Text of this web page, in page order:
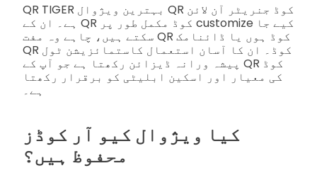
QR TIGER بہترین ویژوال QR کوڈ جنریٹر آن لائن
ہے۔ ان کے QR کوڈ مکمل طور پر customize کیے جا
سکتے ہیں، چاہے وہ مفت QR کوڈ ہوں یا ڈائنامک
QR کوڈ۔ ان کا آسان استعمال کاستمائزیشن ٹول
پیشہ ورانہ ڈیزائن رکھتا ہے جو آپ کے QR کوڈ
کی معیار اور اسکین ابلیٹی کو برقرار رکھتا
ہے۔
کیا ویژوال کیو آر کوڈز
محفوظ ہیں؟